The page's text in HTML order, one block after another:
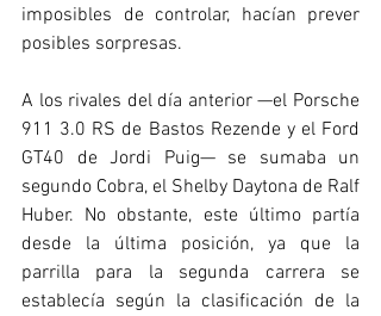
imposibles de controlar, hacían prever
posibles sorpresas.
A los rivales del día anterior —el Porsche
911 3.0 RS de Bastos Rezende y el Ford
GT40 de Jordi Puig— se sumaba un
segundo Cobra, el Shelby Daytona de Ralf
Huber. No obstante, este último partía
desde la última posición, ya que la
parrilla para la segunda carrera se
establecía según la clasificación de la